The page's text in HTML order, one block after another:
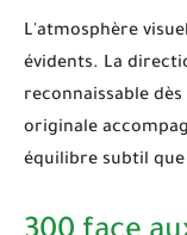
L'atmosphère
évidents. La
reconnaissable
originale
équilibre subtil